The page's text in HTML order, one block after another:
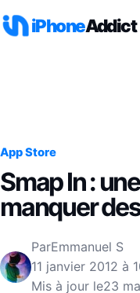
iPhoneAddict
App Store
Smap In :
manquer
ParEmmanuel S
11 janvier 2012 à
Mis à jour le23